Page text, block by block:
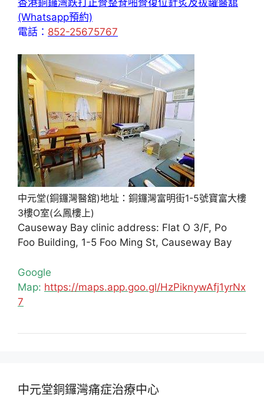
(Whatsapp預約)
電話： 852-25675767
中元堂(銅鑼灣醫舘)地址：銅鑼灣富明街1-5號寶富大樓
3樓O室(么鳳樓上)
Causeway Bay clinic address: Flat O 3/F, Po
Foo Building, 1-5 Foo Ming St, Causeway Bay
Google
Map: https://maps.app.goo.gl/HzPiknywAfj1yrNx
7
中元堂銅鑼灣痛症治療中心